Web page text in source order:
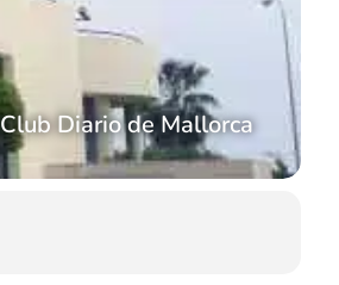
Club Diario de Mallorca